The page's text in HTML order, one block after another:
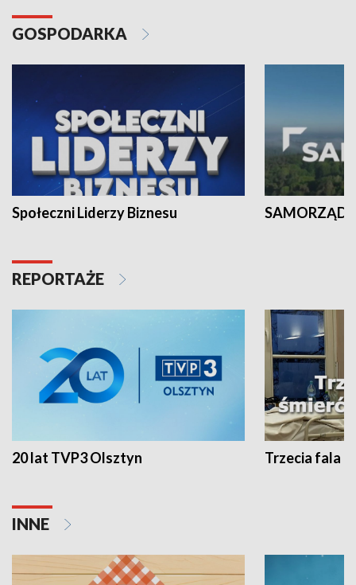
GOSPODARKA
Społeczni Liderzy Biznesu SAMORZĄD
REPORTAŻE
20 lat TVP3 Olsztyn Trzecia fala -
INNE